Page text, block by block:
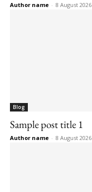
Author name - 8 August 2026
Blog
Sample post title 1
Author name - 8 August 2026